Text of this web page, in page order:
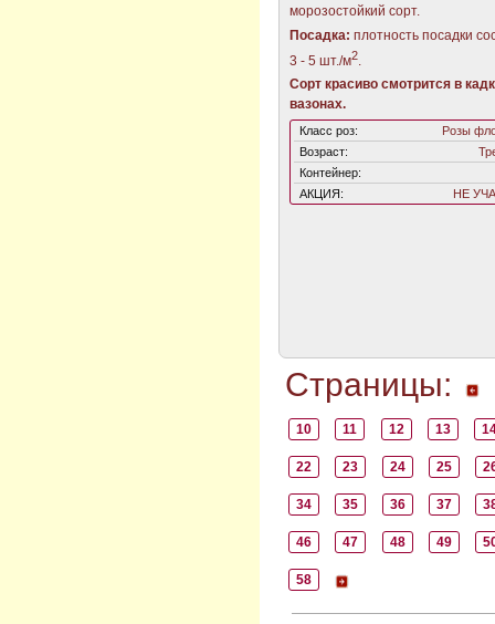
морозостойкий сорт.
Посадка: плотность посадки
3 - 5 шт./м2.
Сорт красиво смотрится в
вазонах.
Класс роз:
Розы
Возраст:
Контейнер:
АКЦИЯ:
НЕ
Страницы:
10 11 12 13
22 23 24 25
34 35 36 37
46 47 48 49
58